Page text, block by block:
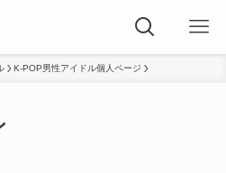
K-POP男性アイドル個人ページ